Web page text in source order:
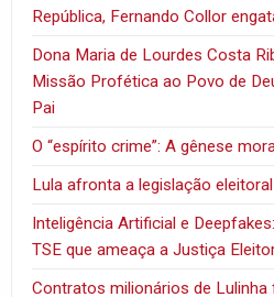
República, Fernando Collor
Dona Maria de Lourdes Costa
Missão Profética ao Povo de
Pai
O “espírito crime”: A gênese
Lula afronta a legislação
Inteligência Artificial e
TSE que ameaça a Justiça
Contratos milionários de